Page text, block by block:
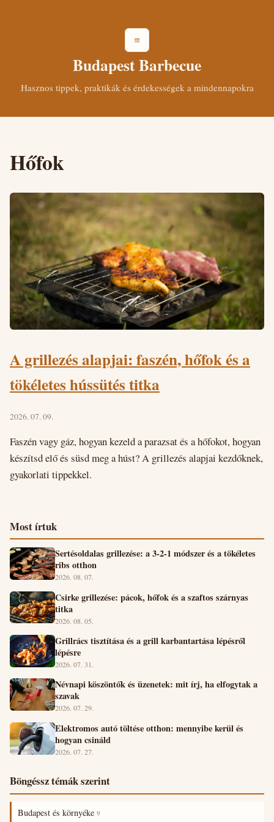
≡
Budapest Barbecue
Hasznos tippek, praktikák és érdekességek a mindennapokra
Hőfok
A grillezés alapjai: faszén, hőfok és a
tökéletes hússütés titka
2026. 07. 09.
Faszén vagy gáz, hogyan kezeld a parazsat és a hőfokot, hogyan
készítsd elő és süsd meg a húst? A grillezés alapjai kezdőknek,
gyakorlati tippekkel.
Most írtuk
Sertésoldalas grillezése: a 3-2-1 módszer és a tökéletes
ribs otthon
2026. 08. 07.
Csirke grillezése: pácok, hőfok és a szaftos szárnyas
titka
2026. 08. 05.
Grillrács tisztítása és a grill karbantartása lépésről
lépésre
2026. 07. 31.
Névnapi köszöntők és üzenetek: mit írj, ha elfogytak a
szavak
2026. 07. 29.
Elektromos autó töltése otthon: mennyibe kerül és
hogyan csináld
2026. 07. 27.
Böngéssz témák szerint
Budapest és környéke 9